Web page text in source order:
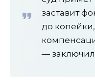
заставит
до
—